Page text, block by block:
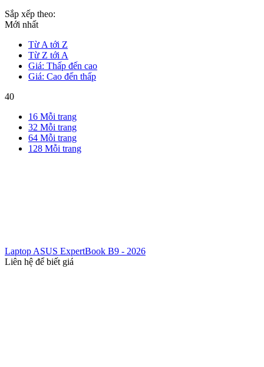
Sắp xếp theo:
Mới nhất
Từ A tới Z
Từ Z tới A
Giá: Thấp đến cao
Giá: Cao đến thấp
40
16 Mỗi trang
32 Mỗi trang
64 Mỗi trang
128 Mỗi trang
Laptop ASUS ExpertBook B9 - 2026
Liên hệ để biết giá